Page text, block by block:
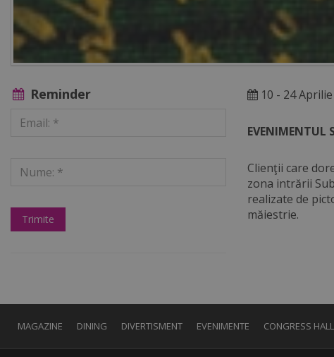
10 - 24
EVENIMENTUL
Clienţii care
zona intrării
realizate de
măiestrie.
Reminder
MAGAZINE DINING DIVERTISMENT EVENIMENTE CONGRESS HALL